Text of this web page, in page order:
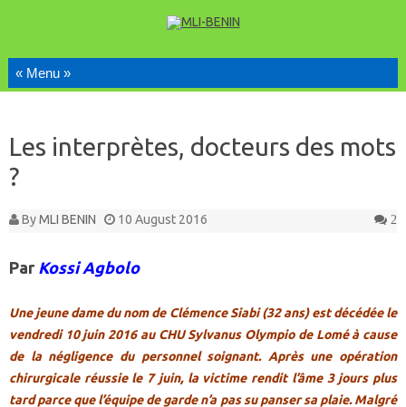
Skip to content
Les interprètes, docteurs des mots
?
ByMLI BENIN 10 August 2016 2
Par Kossi Agbolo
Une jeune dame du nom de Clémence Siabi (32 ans) est décédée le
vendredi 10 juin 2016 au CHU Sylvanus Olympio de Lomé à cause
de la négligence du personnel soignant. Après une opération
chirurgicale réussie le 7 juin, la victime rendit l’âme 3 jours plus
tard parce que l’équipe de garde n’a pas su panser sa plaie. Malgré